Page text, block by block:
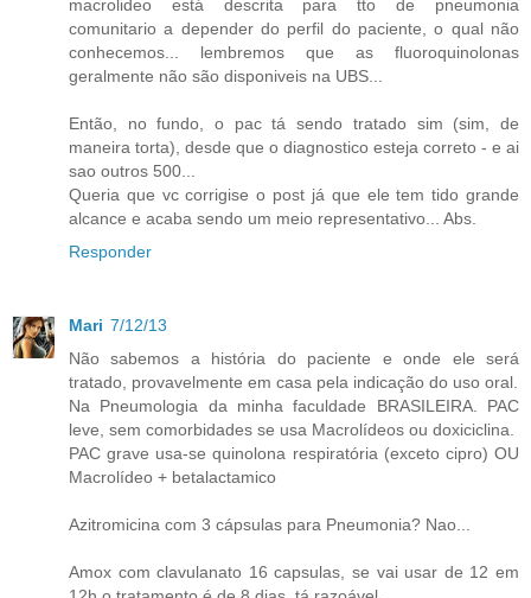
macrolideo está descrita para tto de pneumonia
comunitario a depender do perfil do paciente, o qual não
conhecemos... lembremos que as fluoroquinolonas
geralmente não são disponiveis na UBS...
Então, no fundo, o pac tá sendo tratado sim (sim, de
maneira torta), desde que o diagnostico esteja correto - e ai
sao outros 500...
Queria que vc corrigise o post já que ele tem tido grande
alcance e acaba sendo um meio representativo... Abs.
Responder
Mari 7/12/13
Não sabemos a história do paciente e onde ele será
tratado, provavelmente em casa pela indicação do uso oral.
Na Pneumologia da minha faculdade BRASILEIRA. PAC
leve, sem comorbidades se usa Macrolídeos ou doxiciclina.
PAC grave usa-se quinolona respiratória (exceto cipro) OU
Macrolídeo + betalactamico
Azitromicina com 3 cápsulas para Pneumonia? Nao...
Amox com clavulanato 16 capsulas, se vai usar de 12 em